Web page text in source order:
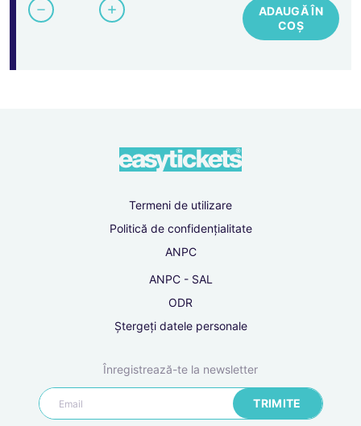
ADAUGĂ ÎN
COȘ
Termeni de utilizare
Politică de confidențialitate
ANPC
ANPC - SAL
ODR
Ștergeți datele personale
Înregistrează-te la newsletter
TRIMITE
Am citit și sunt de acord cu
Termenii și condițiile